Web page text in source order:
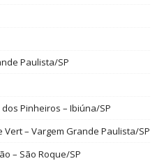
Paulista/SP
Pinheiros – Ibiúna/SP
– Vargem Grande Paulista/SP
– São Roque/SP